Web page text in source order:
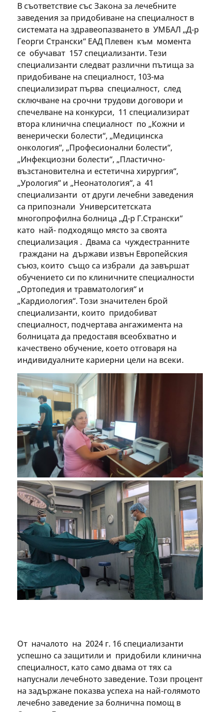
В съответствие със Закона за лечебните
заведения за придобиване на специалност в
системата на здравеопазването в УМБАЛ „Д-р
Георги Странски“ ЕАД Плевен към момента
се обучават 157 специализанти. Тези
специализанти следват различни пътища за
придобиване на специалност, 103-ма
специализират първа специалност, след
сключване на срочни трудови договори и
спечелване на конкурси, 11 специализират
втора клинична специалност по „Кожни и
венерически болести“, „Медицинска
онкология“, „Професионални болести“,
„Инфекциозни болести“, „Пластично-
възстановителна и естетична хирургия“,
„Урология“ и „Неонатология“, а 41
специализанти от други лечебни заведения
са припознали Университетската
многопрофилна болница „Д-р Г.Странски“
като най- подходящо място за своята
специализация . Двама са чуждестранните
граждани на държави извън Европейския
съюз, които също са избрали да завършат
обучението си по клиничните специалности
„Ортопедия и травматология“ и
„Кардиология“. Този значителен брой
специализанти, които придобиват
специалност, подчертава ангажимента на
болницата да предоставя всеобхватно и
качествено обучение, което отговаря на
индивидуалните кариерни цели на всеки.
От началото на 2024 г. 16 специализанти
успешно са защитили и придобили клинична
специалност, като само двама от тях са
напуснали лечебното заведение. Този процент
на задържане показва успеха на най-голямото
лечебно заведение за болнична помощ в